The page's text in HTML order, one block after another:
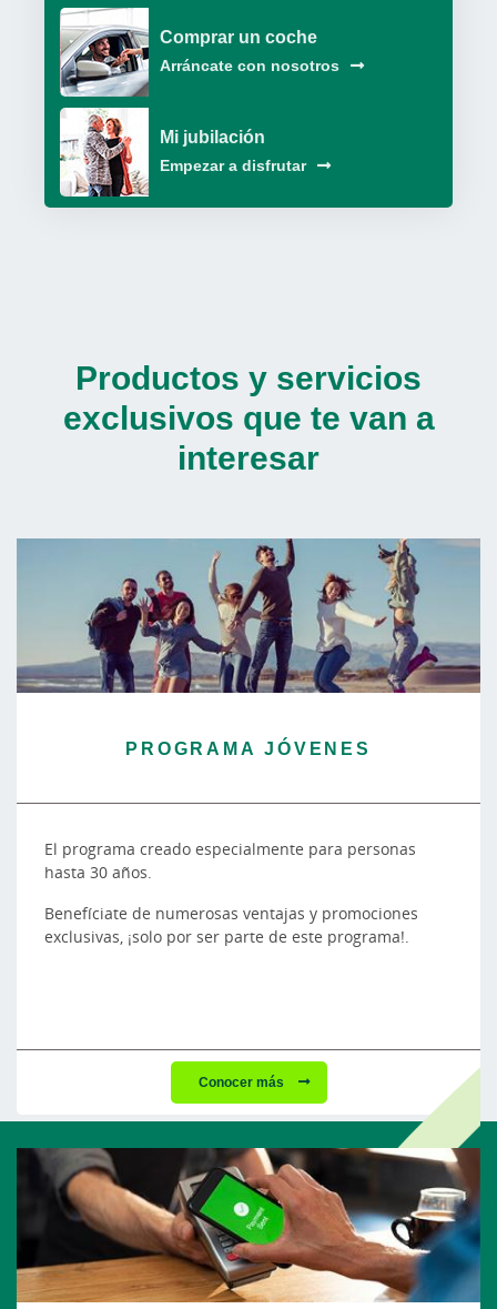
Comprar un coche
Arráncate con nosotros
Mi jubilación
Empezar a disfrutar
Productos y servicios
exclusivos que te van a
interesar
PROGRAMA JÓVENES
El programa creado especialmente para personas
hasta 30 años.
Benefíciate de numerosas ventajas y promociones
exclusivas, ¡solo por ser parte de este programa!.
Conocer más